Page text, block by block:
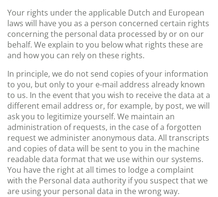
Your rights under the applicable Dutch and European
laws will have you as a person concerned certain rights
concerning the personal data processed by or on our
behalf. We explain to you below what rights these are
and how you can rely on these rights.
In principle, we do not send copies of your information
to you, but only to your e-mail address already known
to us. In the event that you wish to receive the data at a
different email address or, for example, by post, we will
ask you to legitimize yourself. We maintain an
administration of requests, in the case of a forgotten
request we administer anonymous data. All transcripts
and copies of data will be sent to you in the machine
readable data format that we use within our systems.
You have the right at all times to lodge a complaint
with the Personal data authority if you suspect that we
are using your personal data in the wrong way.